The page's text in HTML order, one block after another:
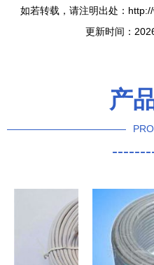
如若转载，请注明出处：
更新时间：
产